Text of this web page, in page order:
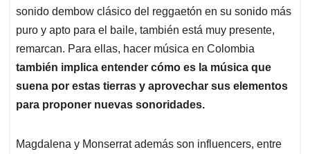
sonido dembow clásico del reggaetón en su sonido más
puro y apto para el baile, también está muy presente,
remarcan. Para ellas, hacer música en Colombia
también implica entender cómo es la música que
suena por estas tierras y aprovechar sus elementos
para proponer nuevas sonoridades.
Magdalena y Monserrat además son influencers, entre